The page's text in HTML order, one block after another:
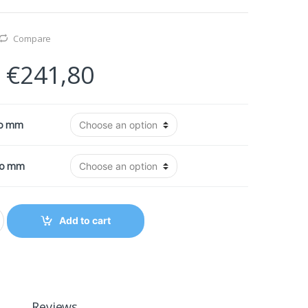
Compare
€241,80
mm
mm
Add to cart